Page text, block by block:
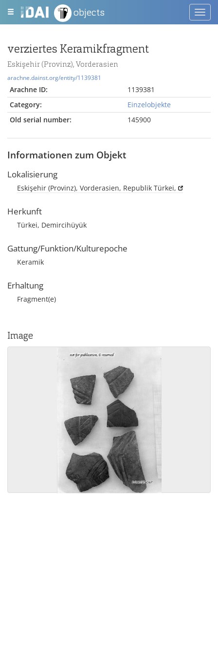
objects
verziertes Keramikfragment
Eskişehir (Provinz), Vorderasien
arachne.dainst.org/entity/1139381
Arachne ID:
1139381
Category:
Einzelobjekte
Old serial number:
145900
Informationen zum Objekt
Lokalisierung
Eskişehir (Provinz), Vorderasien, Republik Türkei,
Herkunft
Türkei, Demircihüyük
Gattung/Funktion/Kulturepoche
Keramik
Erhaltung
Fragment(e)
Image